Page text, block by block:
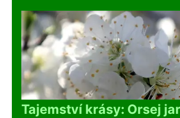
Tajemství krásy: Orsej